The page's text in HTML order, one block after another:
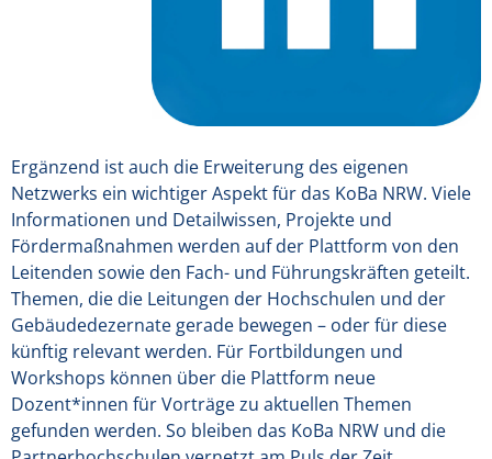
Ergänzend ist auch die Erweiterung des eigenen
Netzwerks ein wichtiger Aspekt für das KoBa NRW. Viele
Informationen und Detailwissen, Projekte und
Fördermaßnahmen werden auf der Plattform von den
Leitenden sowie den Fach- und Führungskräften geteilt.
Themen, die die Leitungen der Hochschulen und der
Gebäudedezernate gerade bewegen – oder für diese
künftig relevant werden. Für Fortbildungen und
Workshops können über die Plattform neue
Dozent*innen für Vorträge zu aktuellen Themen
gefunden werden. So bleiben das KoBa NRW und die